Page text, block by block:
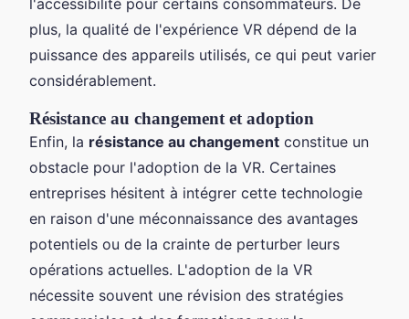
plus, la qualité de l'expérience VR dépend de la
puissance des appareils utilisés, ce qui peut varier
considérablement.
Résistance au changement et adoption
Enfin, la résistance au changement constitue un
obstacle pour l'adoption de la VR. Certaines
entreprises hésitent à intégrer cette technologie
en raison d'une méconnaissance des avantages
potentiels ou de la crainte de perturber leurs
opérations actuelles. L'adoption de la VR
nécessite souvent une révision des stratégies